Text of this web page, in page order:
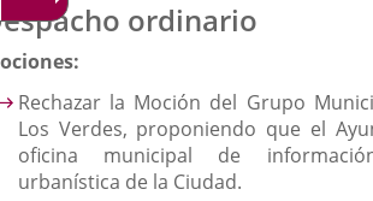
ordinario
Rechazar la Moción del Grupo
Los Verdes, proponiendo que el
oficina municipal de
urbanística de la Ciudad.